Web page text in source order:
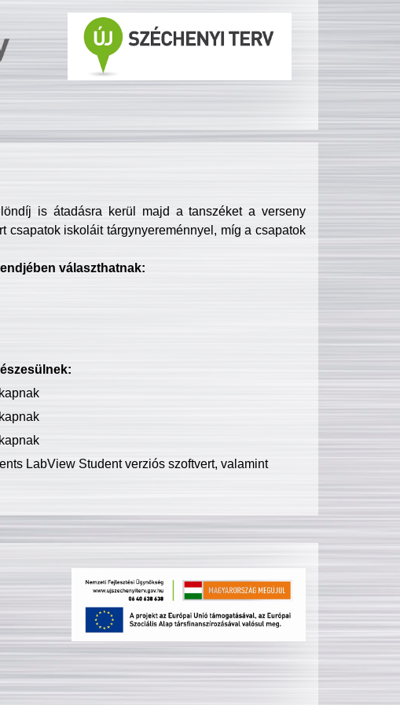
is átadásra kerül majd a tanszéket a verseny
csapatok iskoláit tárgynyereménnyel, míg a csapatok
választhatnak:
LabView Student verziós szoftvert, valamint